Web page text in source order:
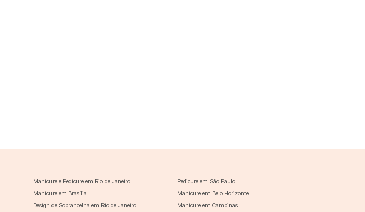
Manicure e Pedicure em Rio de Janeiro
Pedicure em São Paulo
Manicure em Brasília
Manicure em Belo Horizonte
Design de Sobrancelha em Rio de Janeiro Manicure em Campinas